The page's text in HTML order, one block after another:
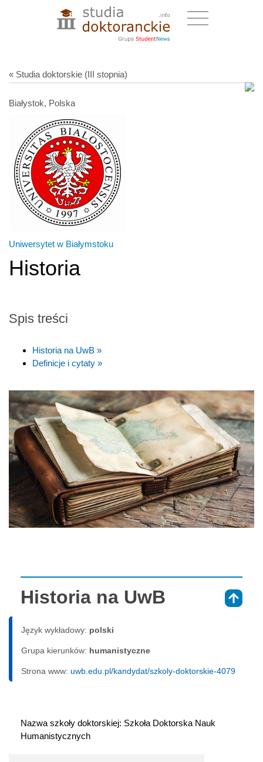
« Studia doktorskie (III stopnia)
Białystok, Polska
Uniwersytet w Białymstoku
Historia
Spis treści
Historia na UwB »
Definicje i cytaty »
Historia na UwB
Język wykładowy: polski
Grupa kierunków: humanistyczne
Strona www: uwb.edu.pl/kandydat/szkoly-doktorskie-4079
Nazwa szkoły doktorskiej: Szkoła Doktorska Nauk
Humanistycznych